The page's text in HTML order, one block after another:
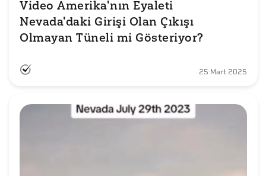
Video Amerika'nın Eyaleti
Nevada'daki Girişi Olan Çıkışı
Olmayan Tüneli mi Gösteriyor?
25 Mart 2025